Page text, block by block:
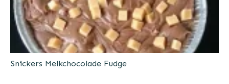
Snickers Melkchocolade Fudge